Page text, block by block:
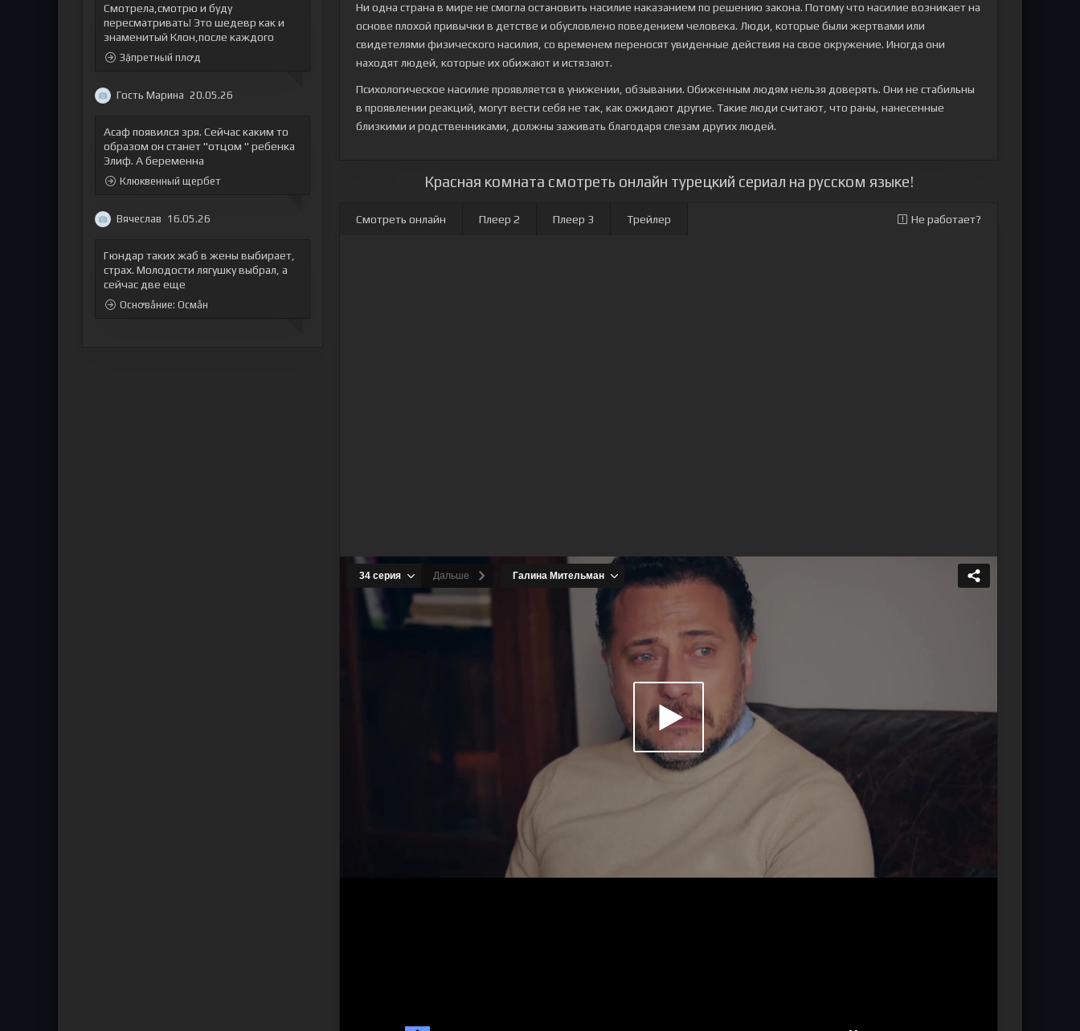
Смотрела,смотрю и буду
пересматривать! Это шедевр как и
знаменитый Клон,после каждого
Зặпретный плꝍд
Гость Марина 20.05.26
Асаф появился зря. Сейчас каким то
образом он станет "отцом " ребенка
Элиф. А беременна
Клюквенный щербет
Вячеслав 16.05.26
Гюндар таких жаб в жены выбирает,
страх. Молодости лягушку выбрал, а
сейчас две еще
Оснꝍвẫние: Осмẫн
Ни одна страна в мире не смогла остановить насилие наказанием по решению закона. Потому что насилие возникает на
основе плохой привычки в детстве и обусловлено поведением человека. Люди, которые были жертвами или
свидетелями физического насилия, со временем переносят увиденные действия на свое окружение. Иногда они
находят людей, которые их обижают и истязают.
Психологическое насилие проявляется в унижении, обзывании. Обиженным людям нельзя доверять. Они не стабильны
в проявлении реакций, могут вести себя не так, как ожидают другие. Такие люди считают, что раны, нанесенные
близкими и родственниками, должны заживать благодаря слезам других людей.
Красная комната смотреть онлайн турецкий сериал на русском языке!
Смотреть онлайн Плеер 2 Плеер 3 Трейлер Не работает?